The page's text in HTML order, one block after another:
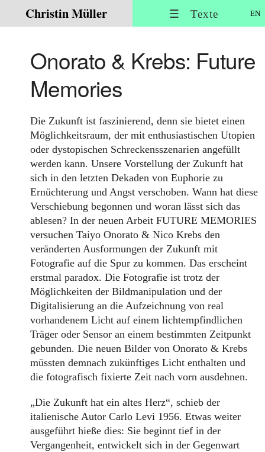
Christin Müller ☰ Texte EN
Onorato & Krebs: Future
Memories
Die Zukunft ist faszinierend, denn sie bietet einen
Möglichkeitsraum, der mit enthusiastischen Utopien
oder dystopischen Schreckensszenarien angefüllt
werden kann. Unsere Vorstellung der Zukunft hat
sich in den letzten Dekaden von Euphorie zu
Ernüchterung und Angst verschoben. Wann hat diese
Verschiebung begonnen und woran lässt sich das
ablesen? In der neuen Arbeit FUTURE MEMORIES
versuchen Taiyo Onorato & Nico Krebs den
veränderten Ausformungen der Zukunft mit
Fotografie auf die Spur zu kommen. Das erscheint
erstmal paradox. Die Fotografie ist trotz der
Möglichkeiten der Bildmanipulation und der
Digitalisierung an die Aufzeichnung von real
vorhandenem Licht auf einem lichtempfindlichen
Träger oder Sensor an einem bestimmten Zeitpunkt
gebunden. Die neuen Bilder von Onorato & Krebs
müssten demnach zukünftiges Licht enthalten und
die fotografisch fixierte Zeit nach vorn ausdehnen.
„Die Zukunft hat ein altes Herz“, schieb der
italienische Autor Carlo Levi 1956. Etwas weiter
ausgeführt hieße dies: Sie beginnt tief in der
Vergangenheit, entwickelt sich in der Gegenwart